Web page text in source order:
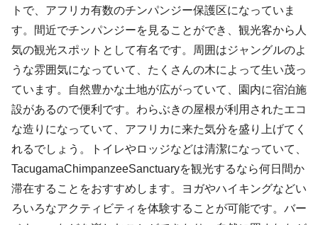
トで、アフリカ有数のチンパンジー保護区になっていま
す。間近でチンパンジーを見ることができ、観光客から人
気の観光スポットとして有名です。周囲はジャングルのよ
うな雰囲気になっていて、たくさんの木によって生い茂っ
ています。自然豊かな土地が広がっていて、園内に宿泊施
設があるので便利です。わらぶきの屋根が利用されたエコ
な造りになっていて、アフリカに来た気分を盛り上げてく
れるでしょう。トイレやロッジなどは清潔になっていて、
TacugamaChimpanzeeSanctuaryを観光するなら何日間か
滞在することをおすすめします。ヨガやハイキングなどい
ろいろなアクティビティを体験することが可能です。バー